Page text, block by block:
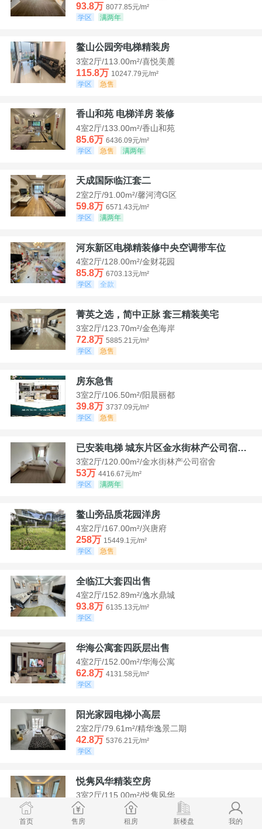
93.8万 8077.85元/m²
学区
满两年
鳌山公园旁电梯精装房
3室2厅/113.00m²/喜悦美麓
115.8万 10247.79元/m²
学区
急售
香山和苑 电梯洋房 装修
4室2厅/133.00m²/香山和苑
85.6万 6436.09元/m²
学区
急售 满两年
天成国际临江套二
2室2厅/91.00m²/馨河湾G区
59.8万 6571.43元/m²
学区
满两年
河东新区电梯精装修中央空调带车位
4室2厅/128.00m²/金财花园
85.8万 6703.13元/m²
学区
全款
菁英之选，简中正脉 套三精装美宅
3室2厅/123.70m²/金色海岸
72.8万 5885.21元/m²
学区
急售
房东急售
3室2厅/106.50m²/阳晨丽都
39.8万 3737.09元/m²
学区
急售
已安装电梯 城东片区金水街林产公司宿舍套三可看江景
3室2厅/120.00m²/金水街林产公司宿舍
53万 4416.67元/m²
学区
满两年
鳌山旁品质花园洋房
4室2厅/167.00m²/兴唐府
258万 15449.1元/m²
学区
急售
全临江大套四出售
4室2厅/152.89m²/逸水鼎城
93.8万 6135.13元/m²
学区
华海公寓套四跃层出售
4室2厅/152.00m²/华海公寓
62.8万 4131.58元/m²
学区
阳光家园电梯小高层
2室2厅/79.61m²/精华逸景二期
42.8万 5376.21元/m²
学区
悦隽风华精装空房
3室2厅/115.00m²/悦隽风华
95万
8260.87元/m²
学区
首页 售房 租房 新楼盘 我的